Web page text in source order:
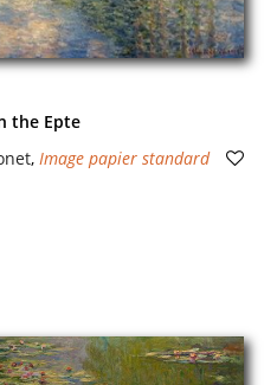
the Epte
,Image papier standard